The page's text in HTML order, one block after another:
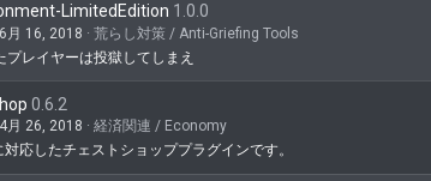
LimitedEdition 1.0.0
6月 16, 2018
荒らし対策 / Anti-Griefing Tools
プレイヤーは投獄してしまえ
0.6.2
4月 26, 2018
経済関連 / Economy
応したチェストショッププラグインです。